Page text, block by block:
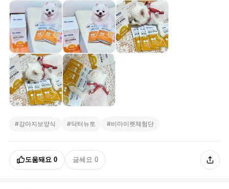
#강아지보양식 #닥터뉴토 #비마이펫체험단
도움돼요 0 글쎄요 0